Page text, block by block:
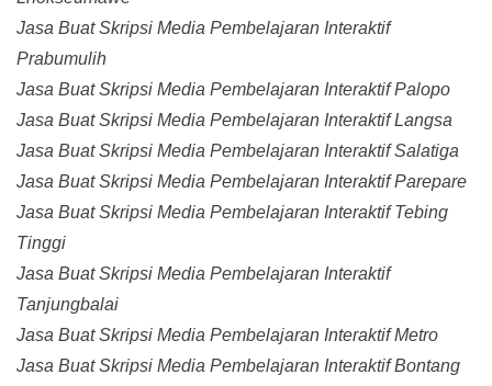
Jasa Buat Skripsi Media Pembelajaran Interaktif
Prabumulih
Jasa Buat Skripsi Media Pembelajaran Interaktif Palopo
Jasa Buat Skripsi Media Pembelajaran Interaktif Langsa
Jasa Buat Skripsi Media Pembelajaran Interaktif Salatiga
Jasa Buat Skripsi Media Pembelajaran Interaktif Parepare
Jasa Buat Skripsi Media Pembelajaran Interaktif Tebing
Tinggi
Jasa Buat Skripsi Media Pembelajaran Interaktif
Tanjungbalai
Jasa Buat Skripsi Media Pembelajaran Interaktif Metro
Jasa Buat Skripsi Media Pembelajaran Interaktif Bontang